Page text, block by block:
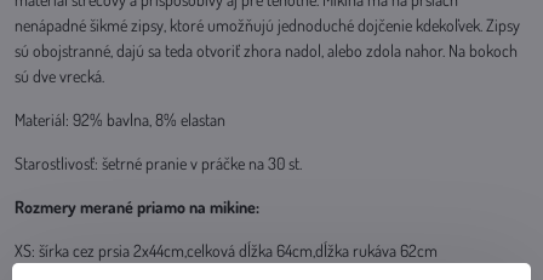
nenápadné šikmé zipsy, ktoré umožňujú jednoduché dojčenie kdekoľvek. Zipsy
sú obojstranné, dajú sa teda otvoriť zhora nadol, alebo zdola nahor. Na bokoch
sú dve vrecká.
Materiál: 92% bavlna, 8% elastan
Starostlivosť: šetrné pranie v práčke na 30 st.
Rozmery merané priamo na mikine:
XS: šírka cez prsia 2x44cm,celková dĺžka 64cm,dĺžka rukáva 62cm